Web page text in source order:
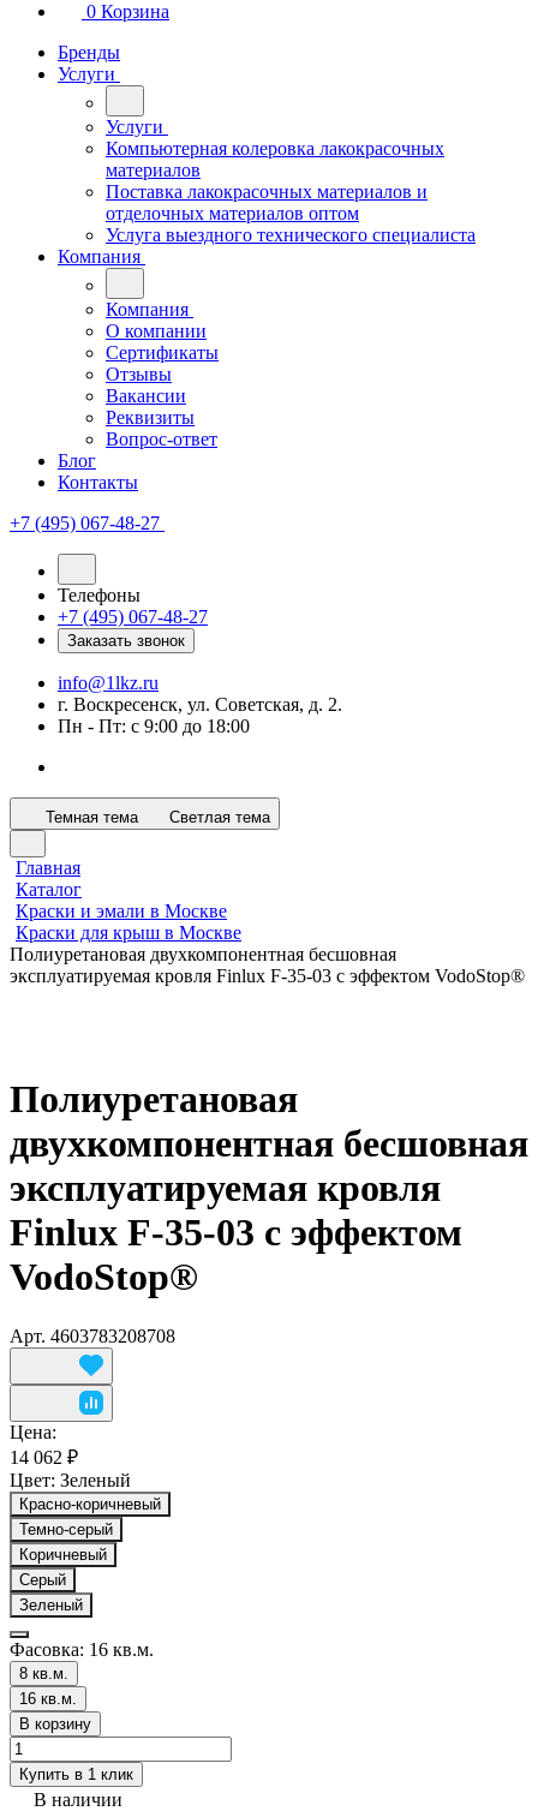
0 Корзина
Бренды
Услуги
Услуги
Компьютерная колеровка лакокрасочных
материалов
Поставка лакокрасочных материалов и
отделочных материалов оптом
Услуга выездного технического специалиста
Компания
Компания
О компании
Сертификаты
Отзывы
Вакансии
Реквизиты
Вопрос-ответ
Блог
Контакты
+7 (495) 067-48-27
Телефоны
+7 (495) 067-48-27
Заказать звонок
info@1lkz.ru
г. Воскресенск, ул. Советская, д. 2.
Пн - Пт: с 9:00 до 18:00
Темная тема Светлая тема
Главная
Каталог
Краски и эмали в Москве
Краски для крыш в Москве
Полиуретановая двухкомпонентная бесшовная
эксплуатируемая кровля Finlux F-35-03 с эффектом VodoStop®
Полиуретановая
двухкомпонентная бесшовная
эксплуатируемая кровля
Finlux F-35-03 с эффектом
VodoStop®
Арт. 4603783208708
Цена:
14 062 ₽
Цвет: Зеленый
Красно-коричневый
Темно-серый
Коричневый
Серый
Зеленый
Фасовка: 16 кв.м.
8 кв.м.
16 кв.м.
В корзину
Купить в 1 клик
В наличии